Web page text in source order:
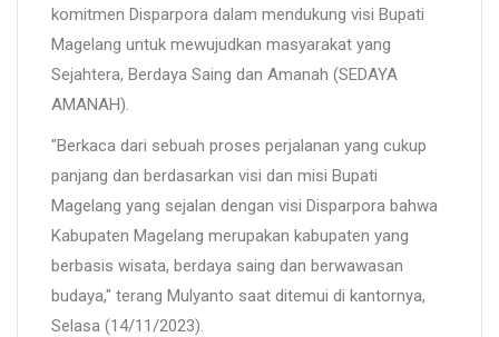
komitmen Disparpora dalam mendukung visi Bupati
Magelang untuk mewujudkan masyarakat yang
Sejahtera, Berdaya Saing dan Amanah (SEDAYA
AMANAH).
"Berkaca dari sebuah proses perjalanan yang cukup
panjang dan berdasarkan visi dan misi Bupati
Magelang yang sejalan dengan visi Disparpora bahwa
Kabupaten Magelang merupakan kabupaten yang
berbasis wisata, berdaya saing dan berwawasan
budaya," terang Mulyanto saat ditemui di kantornya,
Selasa (14/11/2023).